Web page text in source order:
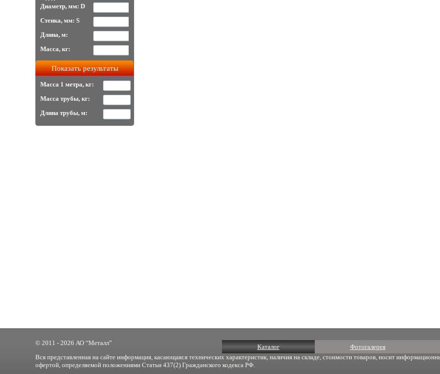
Диаметр, мм: D
Стенка, мм: S
Длина, м:
Масса, кг:
Масса 1 метра, кг:
Масса трубы, кг:
Длина трубы, м:
Каталог Фотогалерея
© 2011 - 2026 АО “Металл”
Вся представленная на сайте информация, касающаяся технических характеристик, наличия на складе, стоимости товаров, носит
офертой, определяемой положениями Статьи 437(2) Гражданского кодекса РФ.